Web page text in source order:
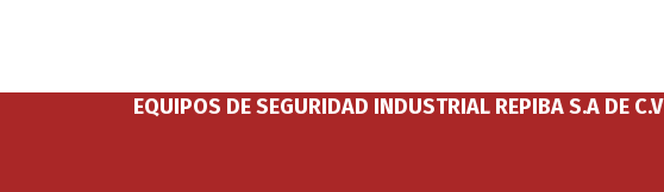
EQUIPOS DE SEGURIDAD INDUSTRIAL REPIBA S.A DE C.V